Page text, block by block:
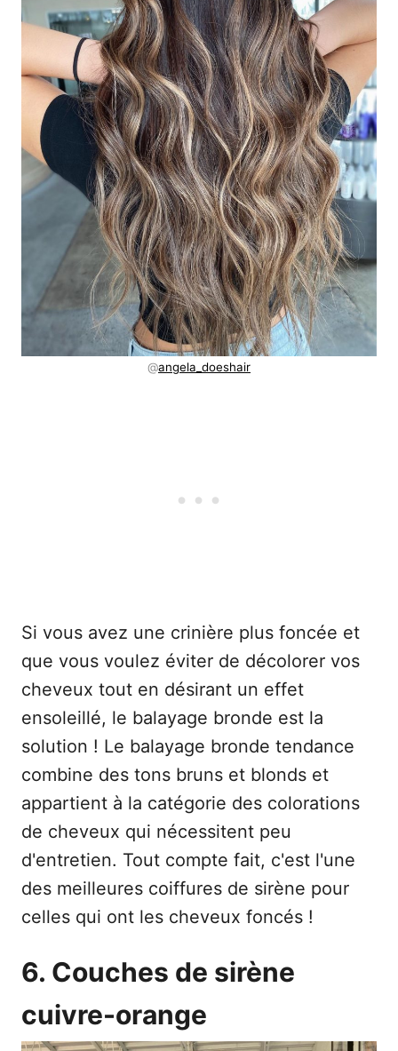
@angela_doeshair
Si vous avez une crinière plus foncée et
que vous voulez éviter de décolorer vos
cheveux tout en désirant un effet
ensoleillé, le balayage bronde est la
solution ! Le balayage bronde tendance
combine des tons bruns et blonds et
appartient à la catégorie des colorations
de cheveux qui nécessitent peu
d'entretien. Tout compte fait, c'est l'une
des meilleures coiffures de sirène pour
celles qui ont les cheveux foncés !
6. Couches de sirène
cuivre-orange